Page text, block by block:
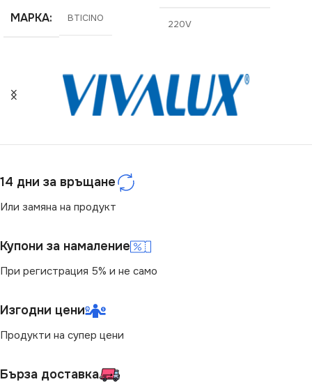
МАРКА BTICINO
220V
IP20
14 дни за връщане
Или замяна на продукт
Купони за намаление
При регистрация 5% и не само
Изгодни цени
Продукти на супер цени
Бърза доставка